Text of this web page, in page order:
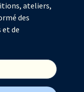
ateliers,
des
et de